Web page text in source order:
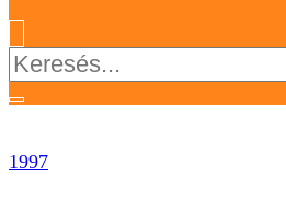
Keresés:
1997